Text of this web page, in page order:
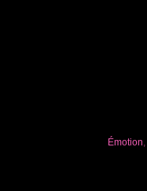
Émotion